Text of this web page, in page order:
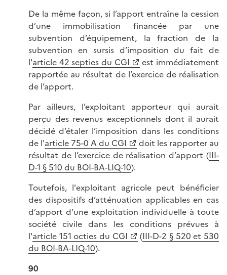
De la même façon, si l’apport entraîne la cession
d’une immobilisation financée par une
subvention d’équipement, la fraction de la
subvention en sursis d’imposition du fait de
l'article 42 septies du CGI
est immédiatement
rapportée au résultat de l’exercice de réalisation
de l’apport.
Par ailleurs, l’exploitant apporteur qui aurait
perçu des revenus exceptionnels dont il aurait
décidé d’étaler l’imposition dans les conditions
de l'article 75-0 A du CGI
doit les rapporter au
résultat de l’exercice de réalisation d’apport (III-
D-1 § 510 du BOI-BA-LIQ-10).
Toutefois, l'exploitant agricole peut bénéficier
des dispositifs d’atténuation applicables en cas
d’apport d’une exploitation individuelle à toute
société civile dans les conditions prévues à
l'article 151 octies du CGI (III-D-2 § 520 et 530
du BOI-BA-LIQ-10).
90